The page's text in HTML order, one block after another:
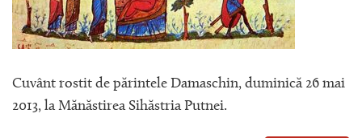
Cuvânt rostit de părintele Damaschin, duminică 26 mai
2013, la Mănăstirea Sihăstria Putnei.